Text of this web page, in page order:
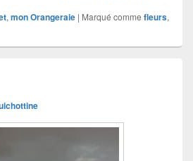
, mon Orangeraie | Marqué comme fleurs,